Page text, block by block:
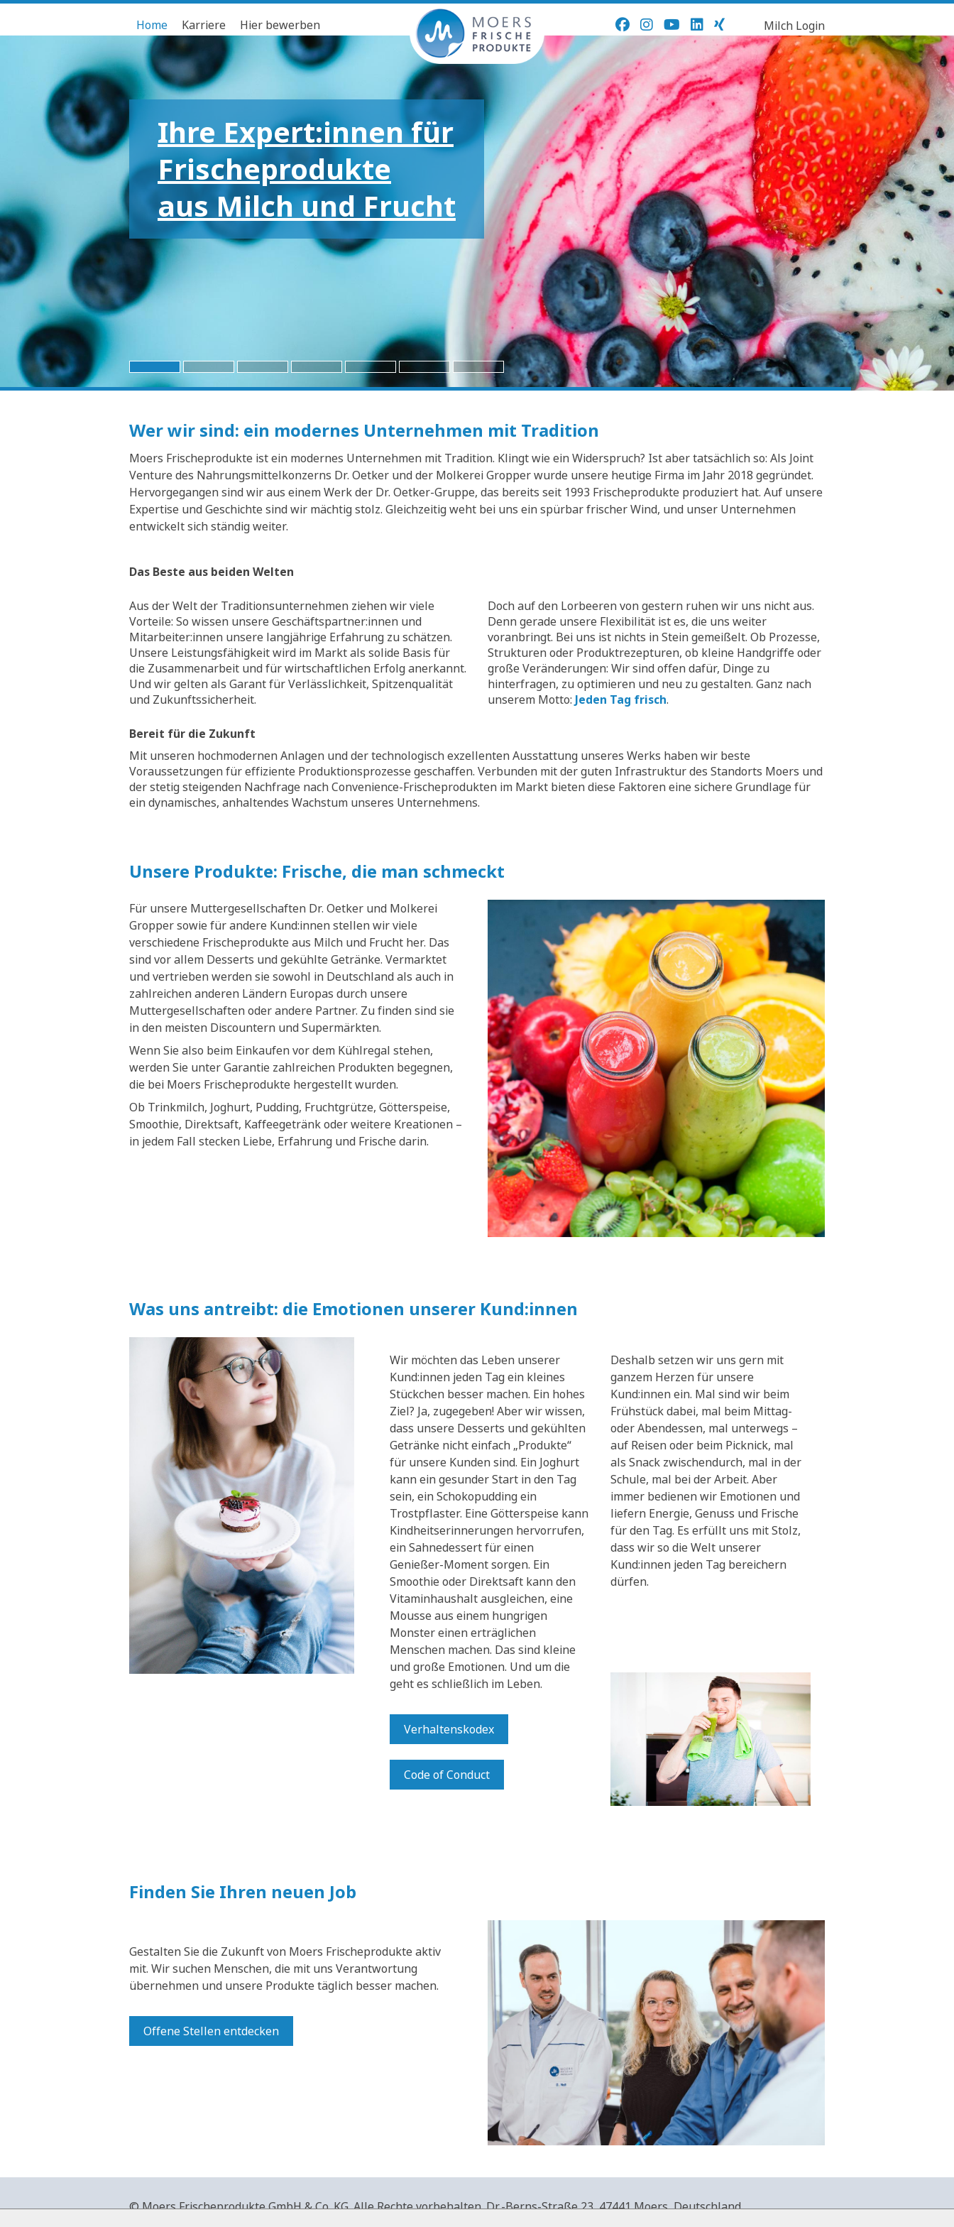
Home Karriere Hier bewerben Milch Login
Ihre Expert:innen für
Frischeprodukte
aus Milch und Frucht
Wer wir sind: ein modernes Unternehmen mit Tradition
Moers Frischeprodukte ist ein modernes Unternehmen mit Tradition. Klingt wie ein Widerspruch? Ist aber tatsächlich so: Als Joint
Venture des Nahrungsmittelkonzerns Dr. Oetker und der Molkerei Gropper wurde unsere heutige Firma im Jahr 2018 gegründet.
Hervorgegangen sind wir aus einem Werk der Dr. Oetker-Gruppe, das bereits seit 1993 Frischeprodukte produziert hat. Auf unsere
Expertise und Geschichte sind wir mächtig stolz. Gleichzeitig weht bei uns ein spürbar frischer Wind, und unser Unternehmen
entwickelt sich ständig weiter.
Das Beste aus beiden Welten
Aus der Welt der Traditionsunternehmen ziehen wir viele
Vorteile: So wissen unsere Geschäftspartner:innen und
Mitarbeiter:innen unsere langjährige Erfahrung zu schätzen.
Unsere Leistungsfähigkeit wird im Markt als solide Basis für
die Zusammenarbeit und für wirtschaftlichen Erfolg anerkannt.
Und wir gelten als Garant für Verlässlichkeit, Spitzenqualität
und Zukunftssicherheit.
Doch auf den Lorbeeren von gestern ruhen wir uns nicht aus.
Denn gerade unsere Flexibilität ist es, die uns weiter
voranbringt. Bei uns ist nichts in Stein gemeißelt. Ob Prozesse,
Strukturen oder Produktrezepturen, ob kleine Handgriffe oder
große Veränderungen: Wir sind offen dafür, Dinge zu
hinterfragen, zu optimieren und neu zu gestalten. Ganz nach
unserem Motto: Jeden Tag frisch.
Bereit für die Zukunft
Mit unseren hochmodernen Anlagen und der technologisch exzellenten Ausstattung unseres Werks haben wir beste
Voraussetzungen für effiziente Produktionsprozesse geschaffen. Verbunden mit der guten Infrastruktur des Standorts Moers und
der stetig steigenden Nachfrage nach Convenience-Frischeprodukten im Markt bieten diese Faktoren eine sichere Grundlage für
ein dynamisches, anhaltendes Wachstum unseres Unternehmens.
Unsere Produkte: Frische, die man schmeckt
Für unsere Muttergesellschaften Dr. Oetker und Molkerei
Gropper sowie für andere Kund:innen stellen wir viele
verschiedene Frischeprodukte aus Milch und Frucht her. Das
sind vor allem Desserts und gekühlte Getränke. Vermarktet
und vertrieben werden sie sowohl in Deutschland als auch in
zahlreichen anderen Ländern Europas durch unsere
Muttergesellschaften oder andere Partner. Zu finden sind sie
in den meisten Discountern und Supermärkten.
Wenn Sie also beim Einkaufen vor dem Kühlregal stehen,
werden Sie unter Garantie zahlreichen Produkten begegnen,
die bei Moers Frischeprodukte hergestellt wurden.
Ob Trinkmilch, Joghurt, Pudding, Fruchtgrütze, Götterspeise,
Smoothie, Direktsaft, Kaffeegetränk oder weitere Kreationen –
in jedem Fall stecken Liebe, Erfahrung und Frische darin.
Was uns antreibt: die Emotionen unserer Kund:innen
Wir möchten das Leben unserer
Kund:innen jeden Tag ein kleines
Stückchen besser machen. Ein hohes
Ziel? Ja, zugegeben! Aber wir wissen,
dass unsere Desserts und gekühlten
Getränke nicht einfach „Produkte“
für unsere Kunden sind. Ein Joghurt
kann ein gesunder Start in den Tag
sein, ein Schokopudding ein
Trostpflaster. Eine Götterspeise kann
Kindheitserinnerungen hervorrufen,
ein Sahnedessert für einen
Genießer-Moment sorgen. Ein
Smoothie oder Direktsaft kann den
Vitaminhaushalt ausgleichen, eine
Mousse aus einem hungrigen
Monster einen erträglichen
Menschen machen. Das sind kleine
und große Emotionen. Und um die
geht es schließlich im Leben.
Verhaltenskodex
Code of Conduct
Deshalb setzen wir uns gern mit
ganzem Herzen für unsere
Kund:innen ein. Mal sind wir beim
Frühstück dabei, mal beim Mittag-
oder Abendessen, mal unterwegs –
auf Reisen oder beim Picknick, mal
als Snack zwischendurch, mal in der
Schule, mal bei der Arbeit. Aber
immer bedienen wir Emotionen und
liefern Energie, Genuss und Frische
für den Tag. Es erfüllt uns mit Stolz,
dass wir so die Welt unserer
Kund:innen jeden Tag bereichern
dürfen.
Finden Sie Ihren neuen Job
Gestalten Sie die Zukunft von Moers Frischeprodukte aktiv
mit. Wir suchen Menschen, die mit uns Verantwortung
übernehmen und unsere Produkte täglich besser machen.
Offene Stellen entdecken
© Moers Frischeprodukte GmbH & Co. KG. Alle Rechte vorbehalten.Dr.-Berns-Straße 23,47441 Moers, Deutschland.